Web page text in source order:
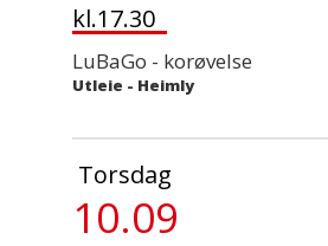
kl.17.30
LuBaGo - korøvelse
Utleie - Heimly
Torsdag
10.09